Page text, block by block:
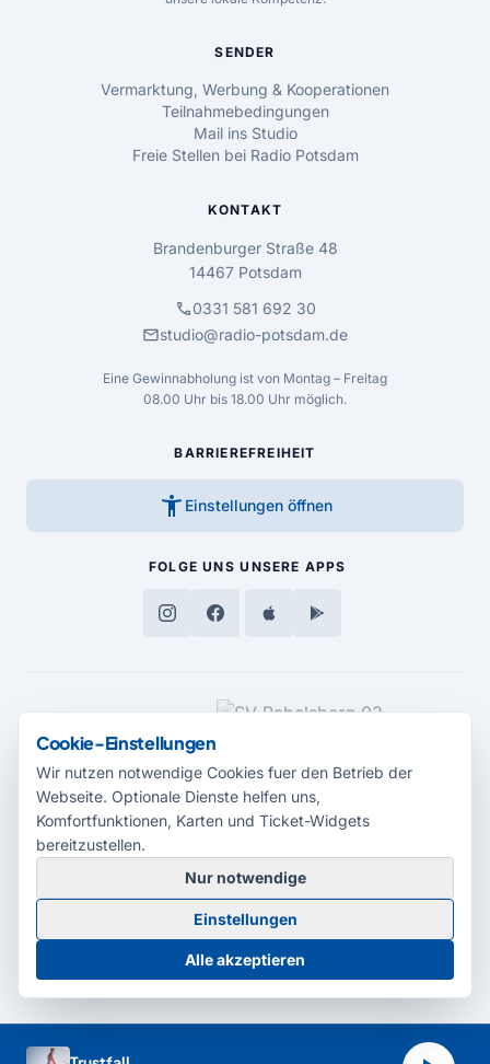
SENDER
Vermarktung, Werbung & Kooperationen
Teilnahmebedingungen
Mail ins Studio
Freie Stellen bei Radio Potsdam
KONTAKT
Brandenburger Straße 48
14467 Potsdam
call0331 581 692 30
mailstudio@radio-potsdam.de
Eine Gewinnabholung ist von Montag – Freitag
08.00 Uhr bis 18.00 Uhr möglich.
BARRIEREFREIHEIT
accessibility_new Einstellungen öffnen
FOLGE UNS UNSERE APPS
MEDIENPARTNER
© 2026 Radio Potsdam. Webseite entwickelt durch dieMedienagentur
Babelsberg
BarrierefreiheitserklärungAGBDatenschutzImpressum
Cookie-Einstellungen
Cookie-Einstellungen
Wir nutzen notwendige Cookies fuer den Betrieb der
Webseite. Optionale Dienste helfen uns,
Komfortfunktionen, Karten und Ticket-Widgets
bereitzustellen.
Nur notwendige
Einstellungen
Alle akzeptieren